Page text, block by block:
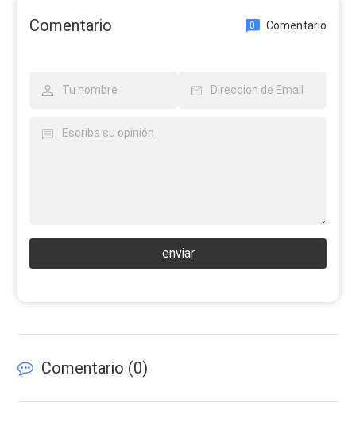
Comentario 0 Comentario
enviar
Comentario (0)